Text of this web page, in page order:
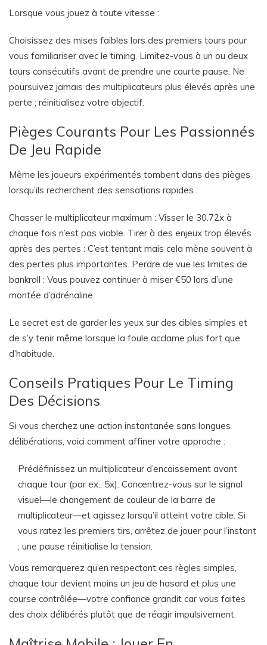
Lorsque vous jouez à toute vitesse :
Choisissez des mises faibles lors des premiers tours pour
vous familiariser avec le timing. Limitez-vous à un ou deux
tours consécutifs avant de prendre une courte pause. Ne
poursuivez jamais des multiplicateurs plus élevés après une
perte ; réinitialisez votre objectif.
Pièges Courants Pour Les Passionnés
De Jeu Rapide
Même les joueurs expérimentés tombent dans des pièges
lorsqu’ils recherchent des sensations rapides :
Chasser le multiplicateur maximum : Visser le 30.72x à
chaque fois n’est pas viable. Tirer à des enjeux trop élevés
après des pertes : C’est tentant mais cela mène souvent à
des pertes plus importantes. Perdre de vue les limites de
bankroll : Vous pouvez continuer à miser €50 lors d’une
montée d’adrénaline.
Le secret est de garder les yeux sur des cibles simples et
de s’y tenir même lorsque la foule acclame plus fort que
d’habitude.
Conseils Pratiques Pour Le Timing
Des Décisions
Si vous cherchez une action instantanée sans longues
délibérations, voici comment affiner votre approche :
Prédéfinissez un multiplicateur d’encaissement avant
chaque tour (par ex., 5x). Concentrez-vous sur le signal
visuel—le changement de couleur de la barre de
multiplicateur—et agissez lorsqu’il atteint votre cible. Si
vous ratez les premiers tirs, arrêtez de jouer pour l’instant
; une pause réinitialise la tension.
Vous remarquerez qu’en respectant ces règles simples,
chaque tour devient moins un jeu de hasard et plus une
course contrôlée—votre confiance grandit car vous faites
des choix délibérés plutôt que de réagir impulsivement.